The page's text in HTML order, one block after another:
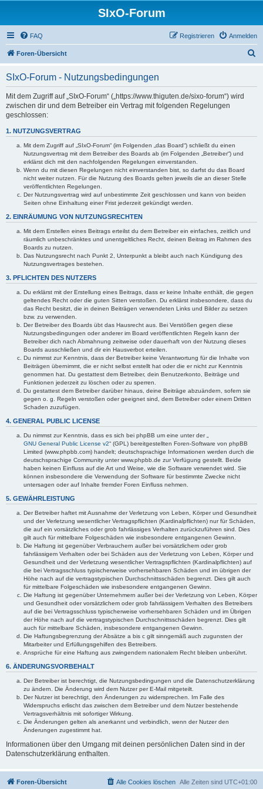
SIxO-Forum
FAQ Anmelden
Registrieren
Foren-Übersicht
SIxO-Forum - Nutzungsbedingungen
Mit dem Zugriff auf „SIxO-Forum“ („https://www.thiguten.de/sixo-forum“) wird
zwischen dir und dem Betreiber ein Vertrag mit folgenden Regelungen
geschlossen:
1. NUTZUNGSVERTRAG
Mit dem Zugriff auf „SIxO-Forum“ (im Folgenden „das Board“) schließt du einen
Nutzungsvertrag mit dem Betreiber des Boards ab (im Folgenden „Betreiber“) und
erklärst dich mit den nachfolgenden Regelungen einverstanden.
Wenn du mit diesen Regelungen nicht einverstanden bist, so darfst du das Board
nicht weiter nutzen. Für die Nutzung des Boards gelten jeweils die an dieser Stelle
veröffentlichten Regelungen.
Der Nutzungsvertrag wird auf unbestimmte Zeit geschlossen und kann von beiden
Seiten ohne Einhaltung einer Frist jederzeit gekündigt werden.
2. EINRÄUMUNG VON NUTZUNGSRECHTEN
Mit dem Erstellen eines Beitrags erteilst du dem Betreiber ein einfaches, zeitlich und
räumlich unbeschränktes und unentgeltliches Recht, deinen Beitrag im Rahmen des
Boards zu nutzen.
Das Nutzungsrecht nach Punkt 2, Unterpunkt a bleibt auch nach Kündigung des
Nutzungsvertrages bestehen.
3. PFLICHTEN DES NUTZERS
Du erklärst mit der Erstellung eines Beitrags, dass er keine Inhalte enthält, die gegen
geltendes Recht oder die guten Sitten verstoßen. Du erklärst insbesondere, dass du
das Recht besitzt, die in deinen Beiträgen verwendeten Links und Bilder zu setzen
bzw. zu verwenden.
Der Betreiber des Boards übt das Hausrecht aus. Bei Verstößen gegen diese
Nutzungsbedingungen oder anderer im Board veröffentlichten Regeln kann der
Betreiber dich nach Abmahnung zeitweise oder dauerhaft von der Nutzung dieses
Boards ausschließen und dir ein Hausverbot erteilen.
Du nimmst zur Kenntnis, dass der Betreiber keine Verantwortung für die Inhalte von
Beiträgen übernimmt, die er nicht selbst erstellt hat oder die er nicht zur Kenntnis
genommen hat. Du gestattest dem Betreiber, dein Benutzerkonto, Beiträge und
Funktionen jederzeit zu löschen oder zu sperren.
Du gestattest dem Betreiber darüber hinaus, deine Beiträge abzuändern, sofern sie
gegen o. g. Regeln verstoßen oder geeignet sind, dem Betreiber oder einem Dritten
Schaden zuzufügen.
4. GENERAL PUBLIC LICENSE
Du nimmst zur Kenntnis, dass es sich bei phpBB um eine unter der „
GNU General Public License v2“ (GPL) bereitgestellten Foren-Software von phpBB
Limited (www.phpbb.com) handelt; deutschsprachige Informationen werden durch die
deutschsprachige Community unter www.phpbb.de zur Verfügung gestellt. Beide
haben keinen Einfluss auf die Art und Weise, wie die Software verwendet wird. Sie
können insbesondere die Verwendung der Software für bestimmte Zwecke nicht
untersagen oder auf Inhalte fremder Foren Einfluss nehmen.
5. GEWÄHRLEISTUNG
Der Betreiber haftet mit Ausnahme der Verletzung von Leben, Körper und Gesundheit
und der Verletzung wesentlicher Vertragspflichten (Kardinalpflichten) nur für Schäden,
die auf ein vorsätzliches oder grob fahrlässiges Verhalten zurückzuführen sind. Dies
gilt auch für mittelbare Folgeschäden wie insbesondere entgangenen Gewinn.
Die Haftung ist gegenüber Verbrauchern außer bei vorsätzlichem oder grob
fahrlässigem Verhalten oder bei Schäden aus der Verletzung von Leben, Körper und
Gesundheit und der Verletzung wesentlicher Vertragspflichten (Kardinalpflichten) auf
die bei Vertragsschluss typischerweise vorhersehbaren Schäden und im übrigen der
Höhe nach auf die vertragstypischen Durchschnittsschäden begrenzt. Dies gilt auch
für mittelbare Folgeschäden wie insbesondere entgangenen Gewinn.
Die Haftung ist gegenüber Unternehmern außer bei der Verletzung von Leben, Körper
und Gesundheit oder vorsätzlichem oder grob fahrlässigem Verhalten des Betreibers
auf die bei Vertragsschluss typischerweise vorhersehbaren Schäden und im Übrigen
der Höhe nach auf die vertragstypischen Durchschnittsschäden begrenzt. Dies gilt
auch für mittelbare Schäden, insbesondere entgangenen Gewinn.
Die Haftungsbegrenzung der Absätze a bis c gilt sinngemäß auch zugunsten der
Mitarbeiter und Erfüllungsgehilfen des Betreibers.
Ansprüche für eine Haftung aus zwingendem nationalem Recht bleiben unberührt.
6. ÄNDERUNGSVORBEHALT
Der Betreiber ist berechtigt, die Nutzungsbedingungen und die Datenschutzerklärung
zu ändern. Die Änderung wird dem Nutzer per E-Mail mitgeteilt.
Der Nutzer ist berechtigt, den Änderungen zu widersprechen. Im Falle des
Widerspruchs erlischt das zwischen dem Betreiber und dem Nutzer bestehende
Vertragsverhältnis mit sofortiger Wirkung.
Die Änderungen gelten als anerkannt und verbindlich, wenn der Nutzer den
Änderungen zugestimmt hat.
Informationen über den Umgang mit deinen persönlichen Daten sind in der
Datenschutzerklärung enthalten.
Foren-Übersicht Alle Zeiten sind UTC+01:00
Alle Cookies löschen